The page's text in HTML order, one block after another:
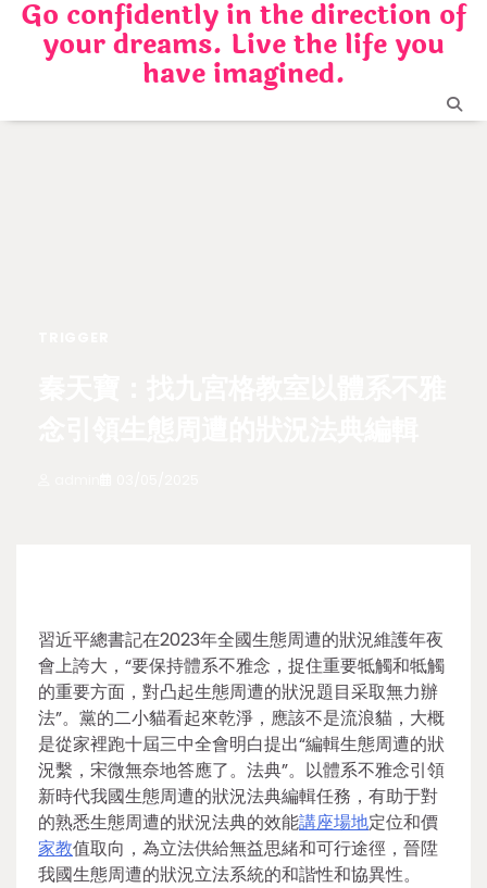
Skip
content
Go confidently in the direction of
your dreams. Live the life you
have imagined.
習近平總書記在2023年全國生態周遭的狀況維護年夜
會上誇大，“要保持體系不雅念，捉住重要牴觸和牴觸
的重要方面，對凸起生態周遭的狀況題目采取無力辦
法”。黨的二小貓看起來乾淨，應該不是流浪貓，大概
是從家裡跑十屆三中全會明白提出“編輯生態周遭的狀
況繫，宋微無奈地答應了。法典”。以體系不雅念引領
新時代我國生態周遭的狀況法典編輯任務，有助于對
的熟悉生態周遭的狀況法典的效能講座場地定位和價
家教值取向，為立法供給無益思緒和可行途徑，晉陞
我國生態周遭的狀況立法系統的和諧性和協異性。